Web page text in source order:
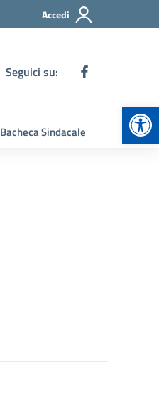
Accedi
Seguici su:
Bacheca Sindacale